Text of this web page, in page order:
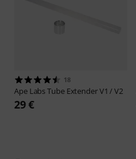
18
Ape LabsTube Extender V1 / V2
29 €